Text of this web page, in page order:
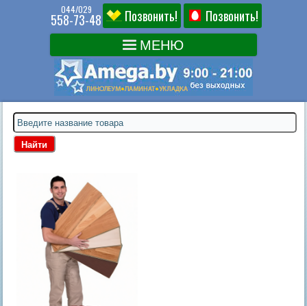
044/029
558-73-48 Позвонить! Позвонить!